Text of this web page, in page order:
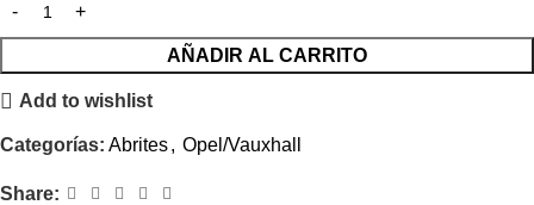
AÑADIR AL CARRITO
Add to wishlist
Categorías: Abrites, Opel/Vauxhall
Share: